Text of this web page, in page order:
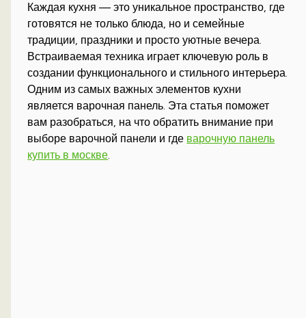
Каждая кухня — это уникальное пространство, где
готовятся не только блюда, но и семейные
традиции, праздники и просто уютные вечера.
Встраиваемая техника играет ключевую роль в
создании функционального и стильного интерьера.
Одним из самых важных элементов кухни
является варочная панель. Эта статья поможет
вам разобраться, на что обратить внимание при
выборе варочной панели и где варочную панель
купить в москве.